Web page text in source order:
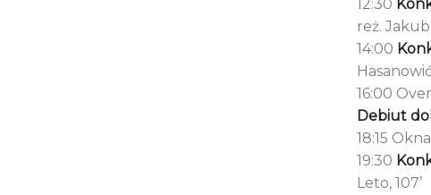
12:30
reż.
14:00
16:00
Debiut
18:15
19:30
Leto, 107’